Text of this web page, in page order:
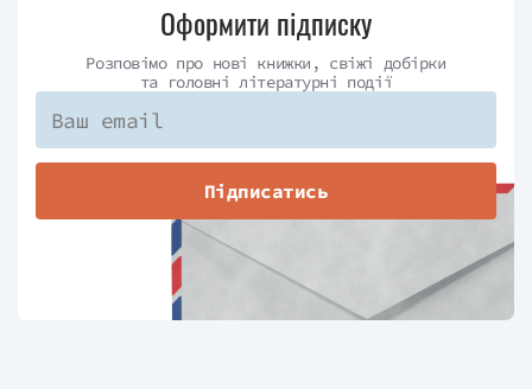
Оформити підписку
Розповімо про нові книжки, свіжі добірки
та головні літературні події
Підписатись